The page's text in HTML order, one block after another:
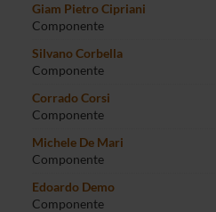
Giam Pietro Cipriani
Componente
Silvano Corbella
Componente
Corrado Corsi
Componente
Michele De Mari
Componente
Edoardo Demo
Componente